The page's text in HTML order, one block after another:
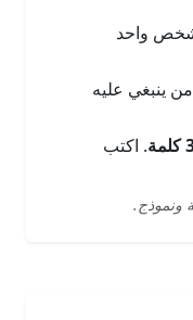
واحد
ينبغي عليه
. اكتب
ونموذج.